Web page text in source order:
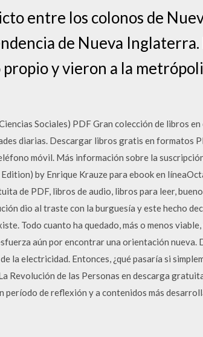
entre los colonos de
de Nueva Inglaterra.
y vieron a la
Sociales) PDF Gran colección de libros
diarias. Descargar libros gratis en formatos
móvil. Más información sobre la
by Enrique Krauze para ebook en
de PDF, libros de audio, libros para leer,
dio al traste con la burguesía y este hecho
Todo cuanto ha quedado, más o menos viable,
aún por encontrar una orientación nueva.
la electricidad. Entonces, ¿qué pasaría si
Revolución de las Personas en descarga
de reflexión y a contenidos más